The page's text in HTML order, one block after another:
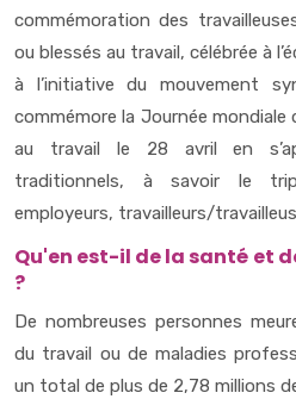
commémoration des
ou blessés au travail, célébrée à
à l’initiative du mouvement
commémore la Journée
au travail le 28 avril en
traditionnels, à savoir le
employeurs, travailleurs/
Qu'en est-il de la santé et
?
De nombreuses personnes
du travail ou de maladies
un total de plus de 2,78 millions